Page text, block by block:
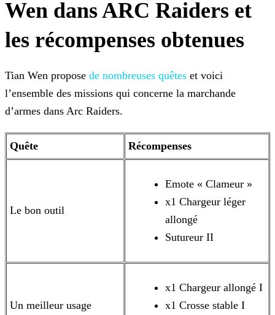
Wen dans ARC Raiders et
les récompenses obtenues
Tian Wen propose de nombreuses quêtes et voici
l’ensemble des missions qui concerne la marchande
d’armes dans Arc Raiders.
Quête Récompenses
Le bon outil
Emote « Clameur »
x1 Chargeur léger
allongé
Sutureur II
Un meilleur usage
x1 Chargeur allongé I
x1 Crosse stable I